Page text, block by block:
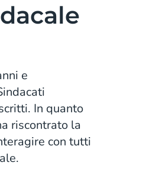
e
In quanto
riscontrato la
con tutti